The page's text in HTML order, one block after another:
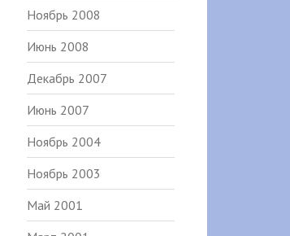
Ноябрь 2008
Июнь 2008
Декабрь 2007
Июнь 2007
Ноябрь 2004
Ноябрь 2003
Май 2001